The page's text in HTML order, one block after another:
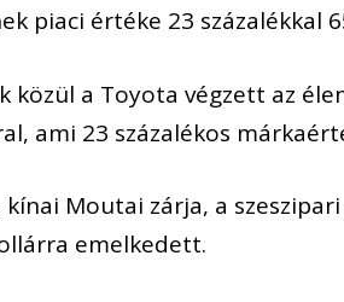
piaci értéke 23 százalékkal
közül a Toyota végzett az
ami 23 százalékos
Moutai zárja, a
emelkedett.